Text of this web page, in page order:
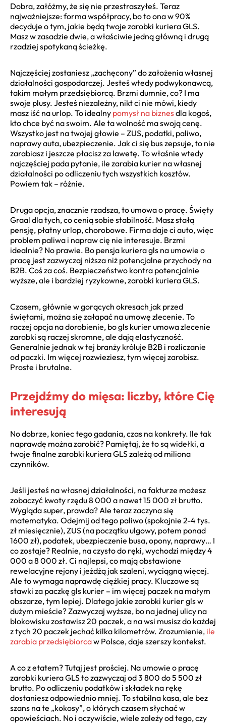
Dobra, załóżmy, że się nie przestraszyłeś. Teraz
najważniejsze: forma współpracy, bo to ona w 90%
decyduje o tym, jakie będą twoje zarobki kuriera GLS.
Masz w zasadzie dwie, a właściwie jedną główną i drugą
rzadziej spotykaną ścieżkę.
Najczęściej zostaniesz „zachęcony” do założenia własnej
działalności gospodarczej. Jesteś wtedy podwykonawcą,
takim małym przedsiębiorcą. Brzmi dumnie, co? I ma
swoje plusy. Jesteś niezależny, nikt ci nie mówi, kiedy
masz iść na urlop. To idealny pomysł na biznesdla kogoś,
kto chce być na swoim. Ale ta wolność ma swoją cenę.
Wszystko jest na twojej głowie – ZUS, podatki, paliwo,
naprawy auta, ubezpieczenie. Jak ci się bus zepsuje, to nie
zarabiasz i jeszcze płacisz za lawetę. To właśnie wtedy
najczęściej pada pytanie, ile zarabia kurier na własnej
działalności po odliczeniu tych wszystkich kosztów.
Powiem tak – różnie.
Druga opcja, znacznie rzadsza, to umowa o pracę. Święty
Graal dla tych, co cenią sobie stabilność. Masz stałą
pensję, płatny urlop, chorobowe. Firma daje ci auto, więc
problem paliwa i napraw cię nie interesuje. Brzmi
idealnie? No prawie. Bo pensja kuriera gls na umowie o
pracę jest zazwyczaj niższa niż potencjalne przychody na
B2B. Coś za coś. Bezpieczeństwo kontra potencjalnie
wyższe, ale i bardziej ryzykowne, zarobki kuriera GLS.
Czasem, głównie w gorących okresach jak przed
świętami, można się załapać na umowę zlecenie. To
raczej opcja na dorobienie, bo gls kurier umowa zlecenie
zarobki są raczej skromne, ale dają elastyczność.
Generalnie jednak w tej branży króluje B2B i rozliczanie
od paczki. Im więcej rozwieziesz, tym więcej zarobisz.
Proste i brutalne.
Przejdźmy do mięsa: liczby, które Cię
interesują
No dobrze, koniec tego gadania, czas na konkrety. Ile tak
naprawdę można zarobić? Pamiętaj, że to są widełki, a
twoje finalne zarobki kuriera GLS zależą od miliona
czynników.
Jeśli jesteś na własnej działalności, na fakturze możesz
zobaczyć kwoty rzędu 8 000 a nawet 15 000 zł brutto.
Wygląda super, prawda? Ale teraz zaczyna się
matematyka. Odejmij od tego paliwo (spokojnie 2-4 tys.
zł miesięcznie), ZUS (na początku ulgowy, potem ponad
1600 zł), podatek, ubezpieczenie busa, opony, naprawy… I
co zostaje? Realnie, na czysto do ręki, wychodzi między 4
000 a 8 000 zł. Ci najlepsi, co mają obstawione
rewelacyjne rejony i jeżdżą jak szaleni, wyciągną więcej.
Ale to wymaga naprawdę ciężkiej pracy. Kluczowe są
stawki za paczkę gls kurier – im więcej paczek na małym
obszarze, tym lepiej. Dlatego jakie zarobki kurier gls w
dużym mieście? Zazwyczaj wyższe, bo na jednej ulicy na
blokowisku zostawisz 20 paczek, a na wsi musisz do każdej
z tych 20 paczek jechać kilka kilometrów. Zrozumienie, ile
zarabia przedsiębiorcaw Polsce, daje szerszy kontekst.
A co z etatem? Tutaj jest prościej. Na umowie o pracę
zarobki kuriera GLS to zazwyczaj od 3 800 do 5 500 zł
brutto. Po odliczeniu podatków i składek na rękę
dostaniesz odpowiednio mniej. To stabilna kasa, ale bez
szans na te „kokosy”, o których czasem słychać w
opowieściach. No i oczywiście, wiele zależy od tego, czy